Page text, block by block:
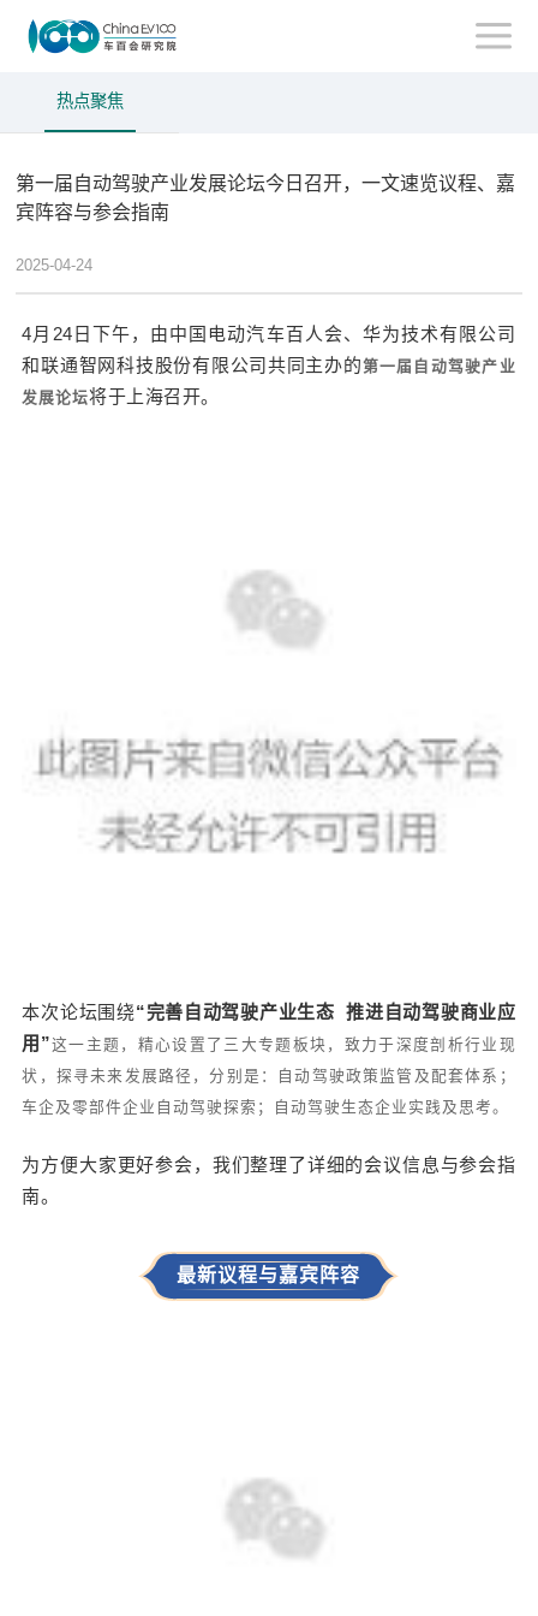
热点聚焦
第一届自动驾驶产业发展论坛今日召开，一文速览议程、嘉
宾阵容与参会指南
2025-04-24
4月24日下午，由中国电动汽车百人会、华为技术有限公司
和联通智网科技股份有限公司共同主办的第一届自动驾驶产业
发展论坛将于上海召开。
本次论坛围绕“完善自动驾驶产业生态 推进自动驾驶商业应
用”这一主题，精心设置了三大专题板块， 致力于深度剖析行业现
状，探寻未来发展路径，分别是：自动驾驶政策监管及配套体系；
车企及零部件企业自动驾驶探索；自动驾驶生态企业实践及思考。
为方便大家更好参会，我们整理了详细的会议信息与参会指
南。
最新议程与嘉宾阵容